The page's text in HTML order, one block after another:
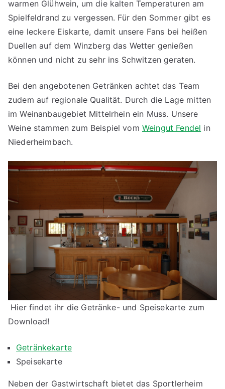
warmen Glühwein, um die kalten Temperaturen am
Spielfeldrand zu vergessen. Für den Sommer gibt es
eine leckere Eiskarte, damit unsere Fans bei heißen
Duellen auf dem Winzberg das Wetter genießen
können und nicht zu sehr ins Schwitzen geraten.
Bei den angebotenen Getränken achtet das Team
zudem auf regionale Qualität. Durch die Lage mitten
im Weinanbaugebiet Mittelrhein ein Muss. Unsere
Weine stammen zum Beispiel vom Weingut Fendel in
Niederheimbach.
Hier findet ihr die Getränke- und Speisekarte zum
Download!
Getränkekarte
Speisekarte
Neben der Gastwirtschaft bietet das Sportlerheim